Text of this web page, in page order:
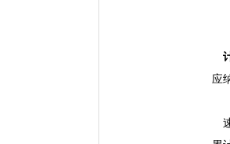
应